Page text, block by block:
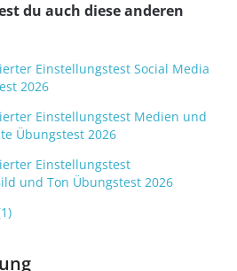
du auch diese anderen
Einstellungstest Social Media
2026
Einstellungstest Medien und
Übungstest 2026
Einstellungstest
und Ton Übungstest 2026